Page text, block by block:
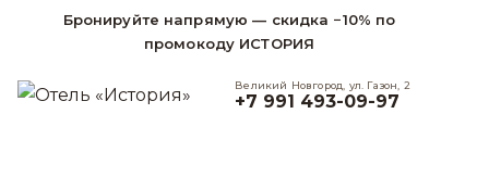
Бронируйте напрямую — скидка −10% по
промокоду ИСТОРИЯ
Великий Новгород, ул. Газон, 2
+7 991 493-09-97